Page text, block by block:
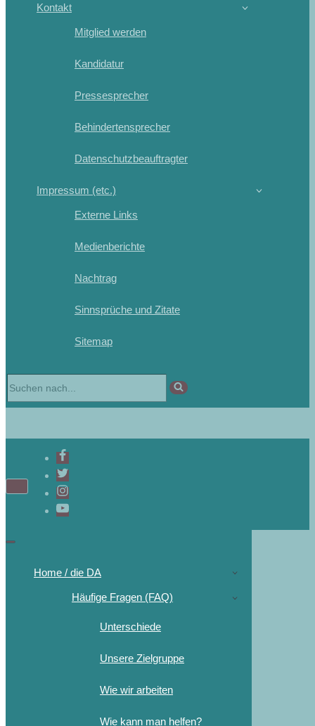
Kontakt
Mitglied werden
Kandidatur
Pressesprecher
Behindertensprecher
Datenschutzbeauftragter
Impressum (etc.)
Externe Links
Medienberichte
Nachtrag
Sinnsprüche und Zitate
Sitemap
Home / die DA
Häufige Fragen (FAQ)
Unterschiede
Unsere Zielgruppe
Wie wir arbeiten
Wie kann man helfen?